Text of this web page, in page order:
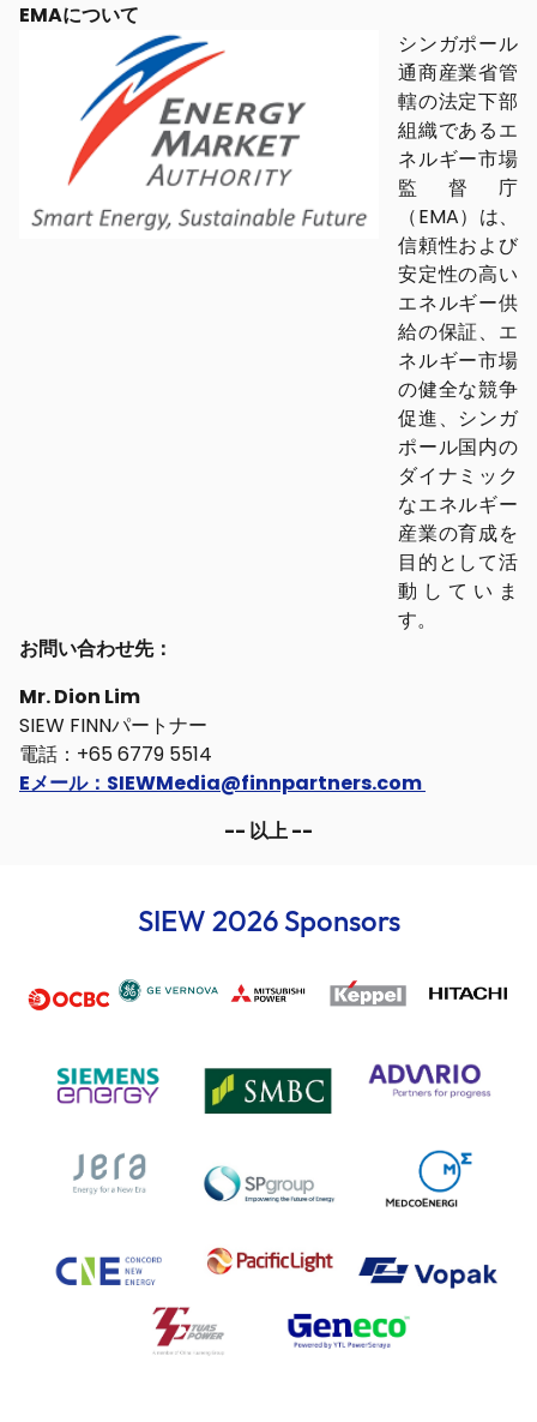
EMAについて
シンガポール
通商産業省管
轄の法定下部
組織であるエ
ネルギー市場
監督庁
（EMA）は、
信頼性および
安定性の高い
エネルギー供
給の保証、エ
ネルギー市場
の健全な競争
促進、シンガ
ポール国内の
ダイナミック
なエネルギー
産業の育成を
目的として活
動していま
す。
お問い合わせ先：
Mr. Dion Lim
SIEW FINNパートナー
電話：+65 6779 5514
Eメール：SIEWMedia@finnpartners.com
-- 以上 --
SIEW 2026 Sponsors